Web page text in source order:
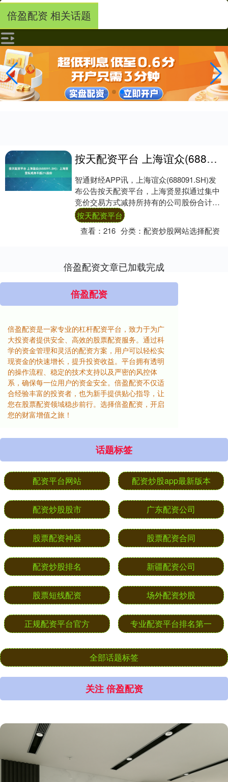
倍盈配资 相关话题
按天配资平台 上海谊众(688091.SH)：上海贤昱拟减持不超2%股份
智通财经APP讯，上海谊众(688091.SH)发
布公告按天配资平台，上海贤昱拟通过集中
竞价交易方式减持所持有的公司股份合计不
超过413.41万股，不超过公司总....
按天配资平台
查看：216 分类：配资炒股网站选择配资
倍盈配资文章已加载完成
倍盈配资
倍盈配资是一家专业的杠杆配资平台，致力于为广
大投资者提供安全、高效的股票配资服务。通过科
学的资金管理和灵活的配资方案，用户可以轻松实
现资金的快速增长，提升投资收益。平台拥有透明
的操作流程、稳定的技术支持以及严密的风控体
系，确保每一位用户的资金安全。倍盈配资不仅适
合经验丰富的投资者，也为新手提供贴心指导，让
您在股票配资领域稳步前行。选择倍盈配资，开启
您的财富增值之旅！
话题标签
配资平台网站 配资炒股app最新版本
配资炒股股市 广东配资公司
股票配资神器 股票配资合同
配资炒股排名 新疆配资公司
股票短线配资 场外配资炒股
正规配资平台官方 专业配资平台排名第一
全部话题标签
关注 倍盈配资